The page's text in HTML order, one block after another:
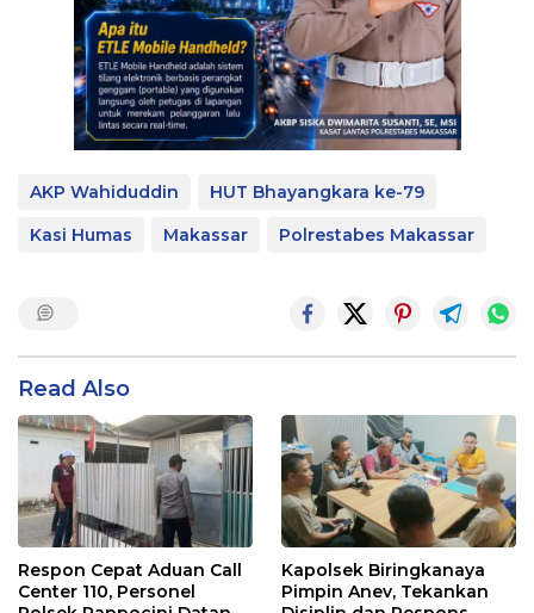
AKP Wahiduddin
HUT Bhayangkara ke-79
Kasi Humas
Makassar Polrestabes Makassar
Read Also
Respon Cepat Aduan Call
Center 110, Personel
Kapolsek Biringkanaya
Pimpin Anev, Tekankan